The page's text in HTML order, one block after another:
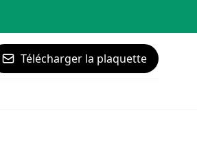
Télécharger la plaquette